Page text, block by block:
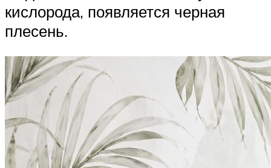
кислорода, появляется черная
плесень.